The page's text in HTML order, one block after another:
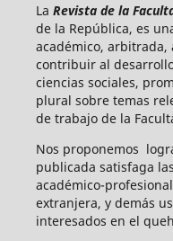
La Revista de la
de la República, es
académico,
contribuir al
ciencias sociales,
plural sobre temas
de trabajo de la
Nos proponemos
publicada satisfaga
académico-
extranjera, y demás
interesados en el